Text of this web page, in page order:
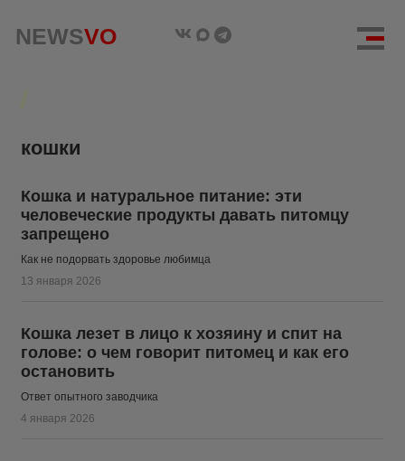
NEWSVO
NEWSVO
кошки
Кошка и натуральное питание: эти
человеческие продукты давать питомцу
запрещено
Как не подорвать здоровье любимца
13 января 2026
Кошка лезет в лицо к хозяину и спит на
голове: о чем говорит питомец и как его
остановить
Ответ опытного заводчика
4 января 2026